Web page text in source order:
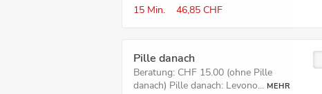
15 Min. 46,85 CHF
Pille danach
Beratung: CHF 15.00 (ohne Pille
danach) Pille danach: Levono... MEHR